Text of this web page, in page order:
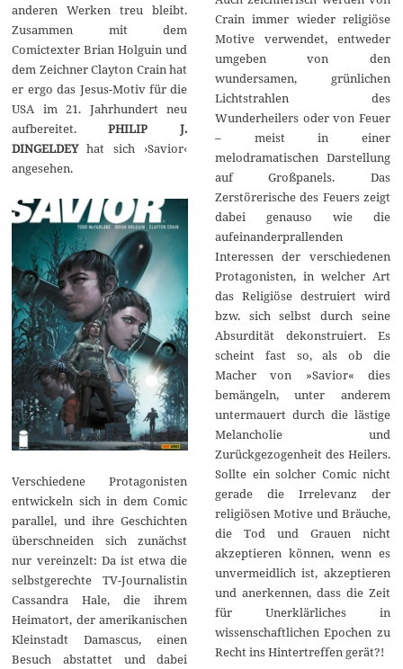
anderen Werken treu bleibt.
Zusammen mit dem
Comictexter Brian Holguin und
dem Zeichner Clayton Crain hat
er ergo das Jesus-Motiv für die
USA im 21. Jahrhundert neu
aufbereitet.PHILIP J.
DINGELDEYhat sich ›Savior‹
angesehen.
Verschiedene Protagonisten
entwickeln sich in dem Comic
parallel, und ihre Geschichten
überschneiden sich zunächst
nur vereinzelt: Da ist etwa die
selbstgerechte TV-Journalistin
Cassandra Hale, die ihrem
Heimatort, der amerikanischen
Kleinstadt Damascus, einen
Besuch abstattet und dabei
Crain immer wieder religiöse
Motive verwendet, entweder
umgeben von den
wundersamen, grünlichen
Lichtstrahlen des
Wunderheilers oder von Feuer
– meist in einer
melodramatischen Darstellung
auf Großpanels. Das
Zerstörerische des Feuers zeigt
dabei genauso wie die
aufeinanderprallenden
Interessen der verschiedenen
Protagonisten, in welcher Art
das Religiöse destruiert wird
bzw. sich selbst durch seine
Absurdität dekonstruiert. Es
scheint fast so, als ob die
Macher von »Savior« dies
bemängeln, unter anderem
untermauert durch die lästige
Melancholie und
Zurückgezogenheit des Heilers.
Sollte ein solcher Comic nicht
gerade die Irrelevanz der
religiösen Motive und Bräuche,
die Tod und Grauen nicht
akzeptieren können, wenn es
unvermeidlich ist, akzeptieren
und anerkennen, dass die Zeit
für Unerklärliches in
wissenschaftlichen Epochen zu
Recht ins Hintertreffen gerät?!